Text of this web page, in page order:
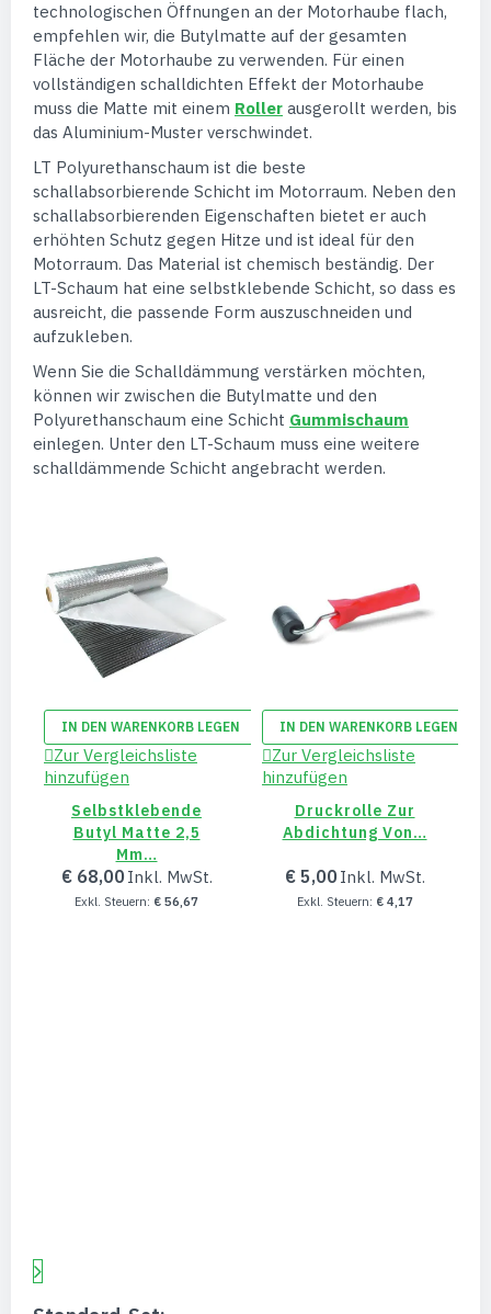
technologischen Öffnungen an der Motorhaube flach,
empfehlen wir, die Butylmatte auf der gesamten
Fläche der Motorhaube zu verwenden. Für einen
vollständigen schalldichten Effekt der Motorhaube
muss die Matte mit einem Roller ausgerollt werden, bis
das Aluminium-Muster verschwindet.
LT Polyurethanschaum ist die beste
schallabsorbierende Schicht im Motorraum. Neben den
schallabsorbierenden Eigenschaften bietet er auch
erhöhten Schutz gegen Hitze und ist ideal für den
Motorraum. Das Material ist chemisch beständig. Der
LT-Schaum hat eine selbstklebende Schicht, so dass es
ausreicht, die passende Form auszuschneiden und
aufzukleben.
Wenn Sie die Schalldämmung verstärken möchten,
können wir zwischen die Butylmatte und den
Polyurethanschaum eine Schicht Gummischaum
einlegen. Unter den LT-Schaum muss eine weitere
schalldämmende Schicht angebracht werden.
IN DEN WARENKORB LEGEN
Zur Vergleichsliste
hinzufügen
Selbstklebende
Butyl Matte 2,5
Mm…
€ 68,00
€ 56,67
IN DEN WARENKORB LEGEN
Zur Vergleichsliste
hinzufügen
Druckrolle Zur
Abdichtung Von…
€ 5,00
€ 4,17